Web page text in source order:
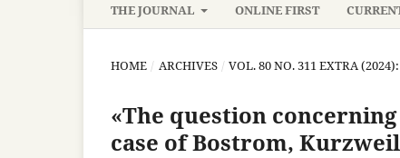
THE JOURNAL ONLINE FIRST
HOME / ARCHIVES / VOL. 80 NO. 311 EXTRA
«The question
case of Bostrom,